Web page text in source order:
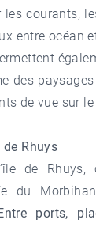
les courants,
entre océan
des
de vue sur le
de Rhuys
de Rhuys,
du
ports,